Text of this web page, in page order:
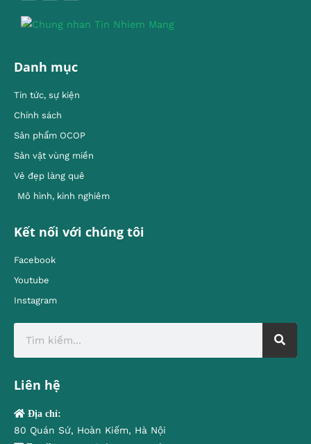
Danh mục
Tin tức, sự kiện
Chính sách
Sản phẩm OCOP
Sản vật vùng miền
Vẻ đẹp làng quê
Mô hình, kinh nghiêm
Kết nối với chúng tôi
Facebook
Youtube
Instagram
Liên hệ
Địa chỉ:
80 Quán Sứ, Hoàn Kiếm, Hà Nội